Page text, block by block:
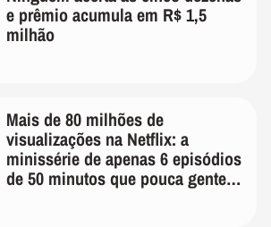
e prêmio acumula em R$ 1,5
milhão
Mais de 80 milhões de
visualizações na Netflix: a
minissérie de apenas 6 episódios
de 50 minutos que pouca gente